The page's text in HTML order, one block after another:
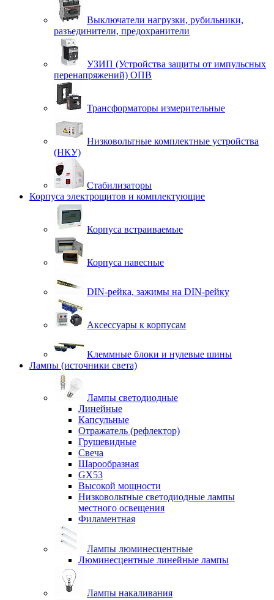
Выключатели нагрузки, рубильники,
разъединители, предохранители
УЗИП (Устройства защиты от импульсных
перенапряжений) ОПВ
Трансформаторы измерительные
Низковольтные комплектные устройства
(НКУ)
Стабилизаторы
Корпуса электрощитов и комплектующие
Корпуса встраиваемые
Корпуса навесные
DIN-рейка, зажимы на DIN-рейку
Аксессуары к корпусам
Клеммные блоки и нулевые шины
Лампы (источники света)
Лампы светодиодные
Линейные
Капсульные
Отражатель (рефлектор)
Грушевидные
Свеча
Шарообразная
GX53
Высокой мощности
Низковольтные светодиодные лампы
местного освещения
Филаментная
Лампы люминесцентные
Люминесцентные линейные лампы
Лампы накаливания